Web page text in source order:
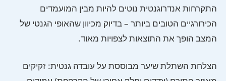
התקרחות אנדרוגנטית נוטים להיות מבין המועמדים
הכירורגיים הטובים ביותר – בדיוק מכיוון שהאופי הגנטי של
המצב הופך את התוצאות לצפויות מאוד.
הצלחת השתלת שיער מבוססת על עובדה גנטית: זקיקים